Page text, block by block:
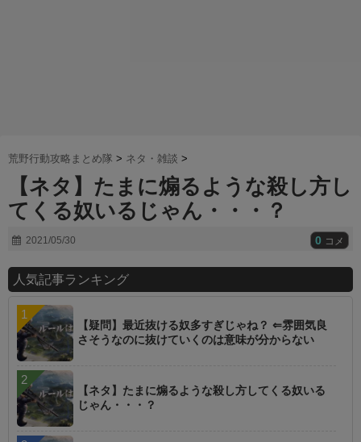
荒野行動攻略まとめ隊 > ネタ・雑談 >
【ネタ】たまに煽るような殺し方し
てくる奴いるじゃん・・・？
2021/05/30 0 コメ
人気記事ランキング
【疑問】最近抜ける奴多すぎじゃね？ ⇐雰囲気良
さそうなのに抜けていくのは意味が分からない
【ネタ】たまに煽るような殺し方してくる奴いる
じゃん・・・？